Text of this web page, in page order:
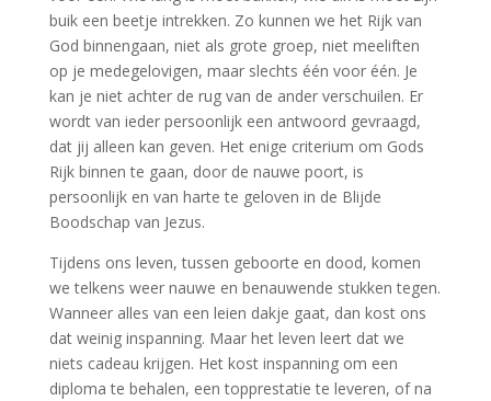
buik een beetje intrekken. Zo kunnen we het Rijk van
God binnengaan, niet als grote groep, niet meeliften
op je medegelovigen, maar slechts één voor één. Je
kan je niet achter de rug van de ander verschuilen. Er
wordt van ieder persoonlijk een antwoord gevraagd,
dat jij alleen kan geven. Het enige criterium om Gods
Rijk binnen te gaan, door de nauwe poort, is
persoonlijk en van harte te geloven in de Blijde
Boodschap van Jezus.
Tijdens ons leven, tussen geboorte en dood, komen
we telkens weer nauwe en benauwende stukken tegen.
Wanneer alles van een leien dakje gaat, dan kost ons
dat weinig inspanning. Maar het leven leert dat we
niets cadeau krijgen. Het kost inspanning om een
diploma te behalen, een topprestatie te leveren, of na